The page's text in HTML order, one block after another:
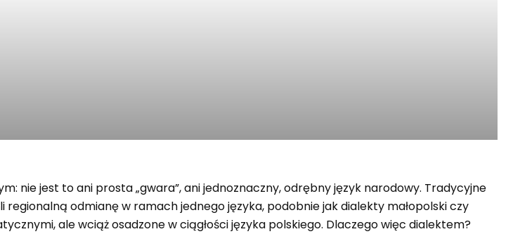
nie jest to ani prosta „gwara”, ani jednoznaczny, odrębny język narodowy. Tradycyjne
odmianę w ramach jednego języka, podobnie jak dialekty małopolski czy
ale wciąż osadzone w ciągłości języka polskiego. Dlaczego więc dialektem?